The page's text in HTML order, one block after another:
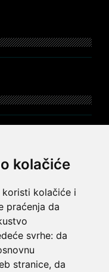
kolačiće
kolačiće i
praćenja da
svrhe: da
stranice, da